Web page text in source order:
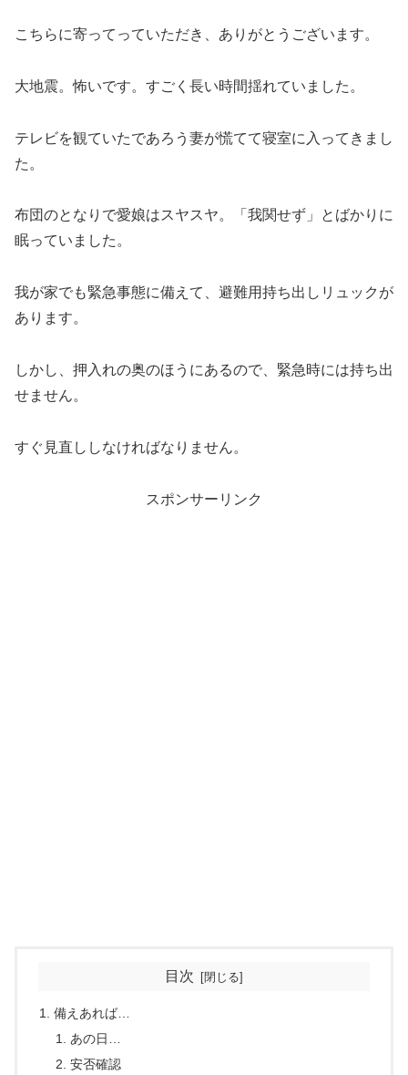
こちらに寄ってっていただき、ありがとうございます。
大地震。怖いです。すごく長い時間揺れていました。
テレビを観ていたであろう妻が慌てて寝室に入ってきまし
た。
布団のとなりで愛娘はスヤスヤ。「我関せず」とばかりに
眠っていました。
我が家でも緊急事態に備えて、避難用持ち出しリュックが
あります。
しかし、押入れの奥のほうにあるので、緊急時には持ち出
せません。
すぐ見直ししなければなりません。
スポンサーリンク
目次
備えあれば…
あの日…
安否確認